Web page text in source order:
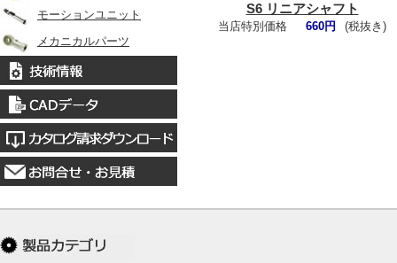
モーションユニット
メカニカルパーツ
S6 リニアシャフト
当店特別価格 660円 (税抜き)